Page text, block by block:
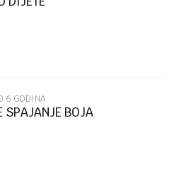
6 GODINA
SPAJANJE BOJA